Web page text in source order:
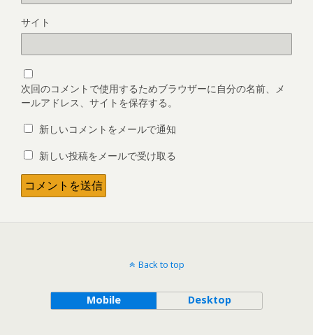
サイト
次回のコメントで使用するためブラウザーに自分の名前、メ
ールアドレス、サイトを保存する。
新しいコメントをメールで通知
新しい投稿をメールで受け取る
Back to top
Mobile Desktop